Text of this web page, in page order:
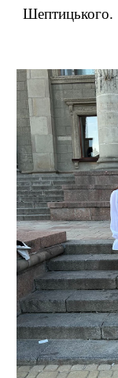
Шептицького.